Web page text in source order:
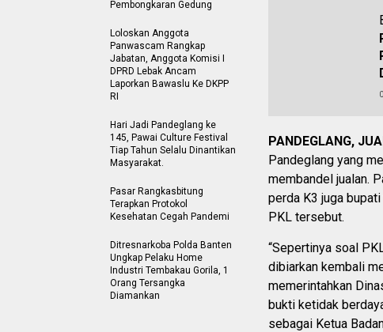
PANDEGLANG,
Pandeglang yang
membandel jualan.
perda K3 juga
PKL tersebut.
“Sepertinya soal
dibiarkan kembali
memerintahkan
bukti ketidak
sebagai Ketua
Pembongkaran Gedung
Loloskan Anggota
Panwascam Rangkap
Jabatan, Anggota Komisi I
DPRD Lebak Ancam
Laporkan Bawaslu Ke DKPP
RI
Hari Jadi Pandeglang ke
145, Pawai Culture Festival
Tiap Tahun Selalu Dinantikan
Masyarakat.
Pasar Rangkasbitung
Terapkan Protokol
Kesehatan Cegah Pandemi
Ditresnarkoba Polda Banten
Ungkap Pelaku Home
Industri Tembakau Gorila, 1
Orang Tersangka
Diamankan